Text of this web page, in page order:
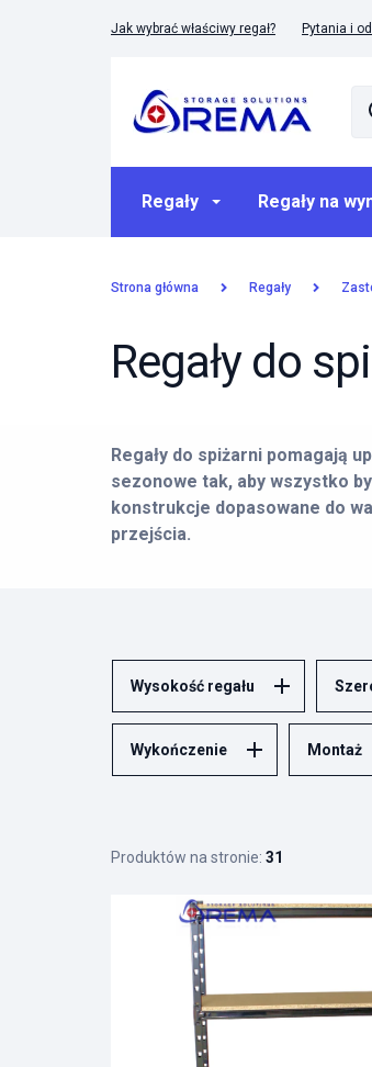
Jak wybrać właściwy regał? Pytania i
Regały Regały na
Strona główna Regały
Regały do
Regały do spiżarni pomagają
sezonowe tak, aby wszystko
konstrukcje dopasowane do
przejścia.
W zależności od warunków
regały na wymiar
. Poniżej
spiżarni domowej, piwnicznej,
Wysokość regału
Wykończenie Montaż
Produktów na stronie: 31